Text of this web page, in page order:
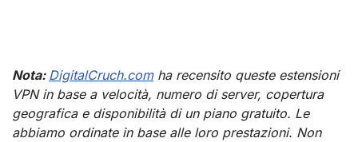
Nota: DigitalCruch.comha recensito queste estensioni
VPN in base a velocità, numero di server, copertura
geografica e disponibilità di un piano gratuito. Le
abbiamo ordinate in base alle loro prestazioni. Non